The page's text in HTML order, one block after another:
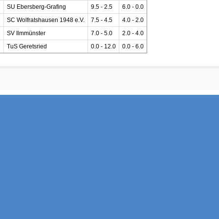
SU Ebersberg-Grafing 9.5 - 2.5
6.0 - 0.0
SC Wolfratshausen 1948 e.V. 7.5 - 4.5
4.0 - 2.0
SV Ilmmünster 7.0 - 5.0
2.0 - 4.0
TuS Geretsried 0.0 - 12.0 0.0 - 6.0